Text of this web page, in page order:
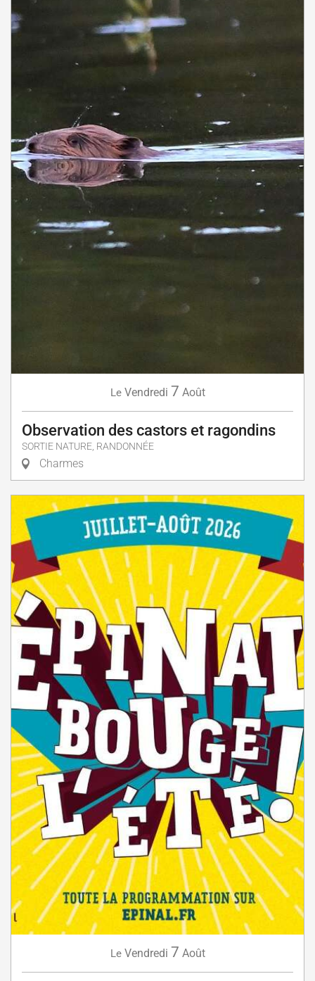
Le Vendredi 7 Août
Observation des castors et ragondins
SORTIE NATURE, RANDONNÉE
Charmes
Le Vendredi 7 Août